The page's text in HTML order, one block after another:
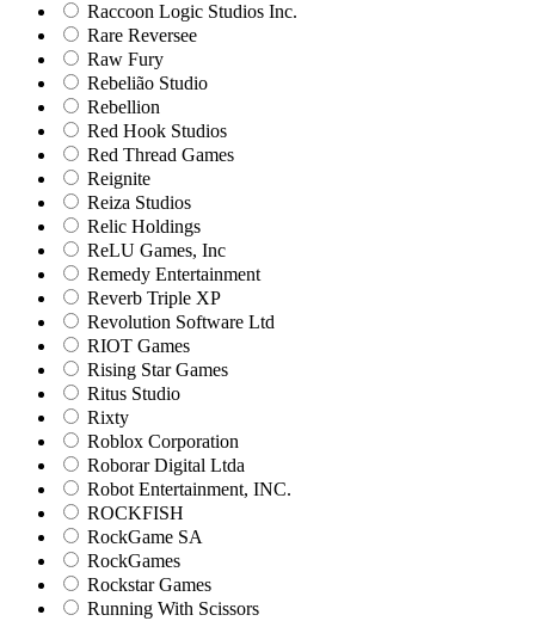
Raccoon Logic Studios Inc.
Rare Reversee
Raw Fury
Rebelião Studio
Rebellion
Red Hook Studios
Red Thread Games
Reignite
Reiza Studios
Relic Holdings
ReLU Games, Inc
Remedy Entertainment
Reverb Triple XP
Revolution Software Ltd
RIOT Games
Rising Star Games
Ritus Studio
Rixty
Roblox Corporation
Roborar Digital Ltda
Robot Entertainment, INC.
ROCKFISH
RockGame SA
RockGames
Rockstar Games
Running With Scissors